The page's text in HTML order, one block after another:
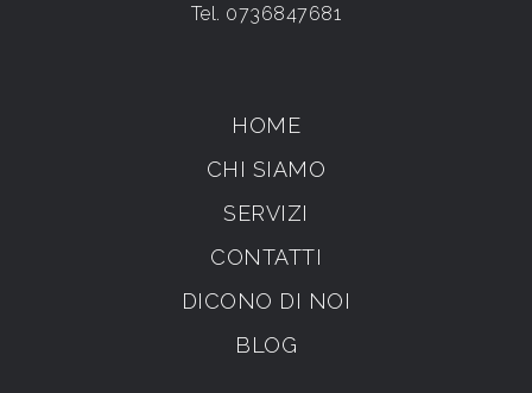
Tel. 0736847681
HOME
CHI SIAMO
SERVIZI
CONTATTI
DICONO DI NOI
BLOG